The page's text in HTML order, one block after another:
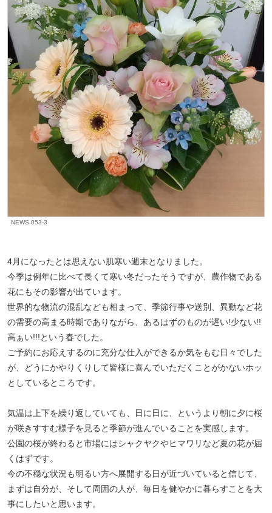
NEWS 053-3
4月になったとは思えない肌寒い週末となりました。
今季は例年に比べて長くて寒い冬だったそうですが、農作物である
花にもその影響が出ています。
世界的な物流の混乱なども相まって、季節行事や送別、異動など花
の需要の高まる時期でありながら、あるはずのものが遅い!少ない!!
高ぁい!!!という春でした。
ご予約にお応えするのに充分な仕入ができるか気をもむ日々でした
が、どうにかやりくりして皆様に喜んでいただくことがかないホッ
としているところです。
気温は上下を繰り返していても、日に日に、というより朝に夕に桜
が咲きすすむ様子を見ると季節が進んでいることを実感します。
公園の桜が終わると市場にはシャクヤクやヒマワリなど夏の花が届
くはずです。
今の不穏な状況も明るい方へ展開する日が近づいていると信じて、
まずは自分が、そして周囲の人が、毎日を健やかに暮らすことを大
事にしたいと思います。